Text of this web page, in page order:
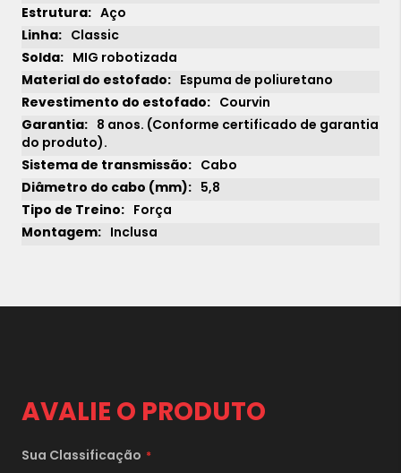
6xsem juros de 4.465,00
7xsem juros de
Aço
Classic
MIG robotizada
Espuma de poliuretano
Courvin
8 anos. (Conforme certificado de garantia
do produto).
Cabo
5,8
Força
Inclusa
AVALIE O PRODUTO
Sua Classificação